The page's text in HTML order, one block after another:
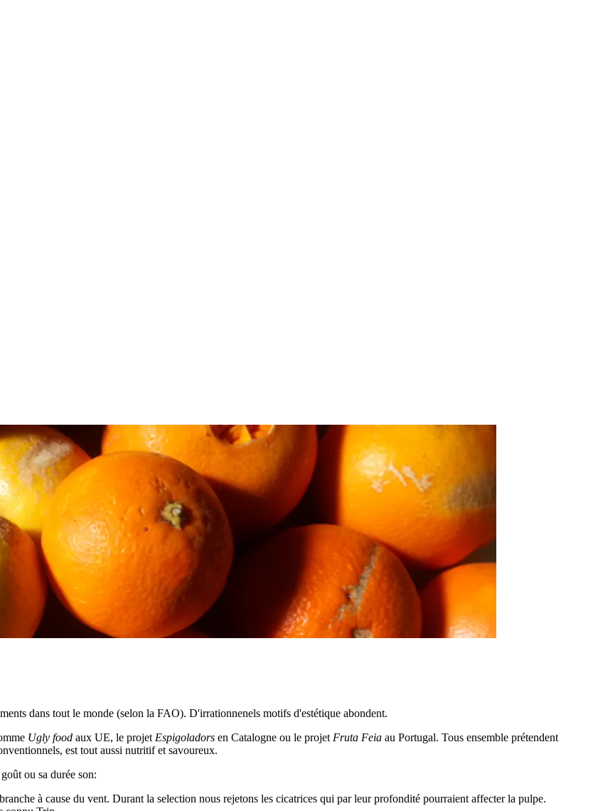
dans tout le monde (selon la FAO). D'irrationnenels motifs d'estétique abondent.
Ugly food aux UE, le projetEspigoladors en Catalogne ou le projetFruta Feia au Portugal. Tous ensemble prétendent
est tout aussi nutritif et savoureux.
ou sa durée son:
à cause du vent. Durant la selection nous rejetons les cicatrices qui par leur profondité pourraient affecter la pulpe.